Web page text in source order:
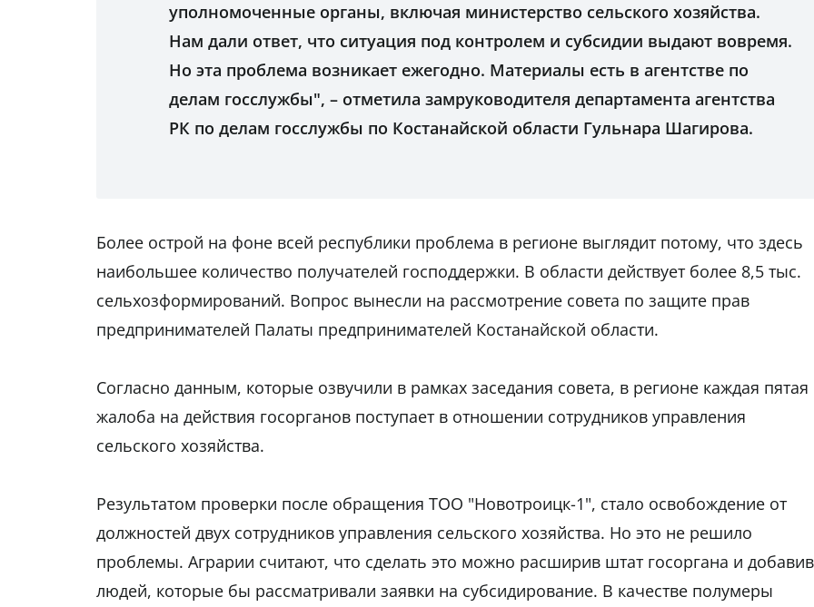
уполномоченные органы, включая министерство сельского хозяйства.
Нам дали ответ, что ситуация под контролем и субсидии выдают вовремя.
Но эта проблема возникает ежегодно. Материалы есть в агентстве по
делам госслужбы", – отметила замруководителя департамента агентства
РК по делам госслужбы по Костанайской области Гульнара Шагирова.
Более острой на фоне всей республики проблема в регионе выглядит потому, что здесь
наибольшее количество получателей господдержки. В области действует более 8,5 тыс.
сельхозформирований. Вопрос вынесли на рассмотрение совета по защите прав
предпринимателей Палаты предпринимателей Костанайской области.
Согласно данным, которые озвучили в рамках заседания совета, в регионе каждая пятая
жалоба на действия госорганов поступает в отношении сотрудников управления
сельского хозяйства.
Результатом проверки после обращения ТОО "Новотроицк-1", стало освобождение от
должностей двух сотрудников управления сельского хозяйства. Но это не решило
проблемы. Аграрии считают, что сделать это можно расширив штат госоргана и добавив
людей, которые бы рассматривали заявки на субсидирование. В качестве полумеры